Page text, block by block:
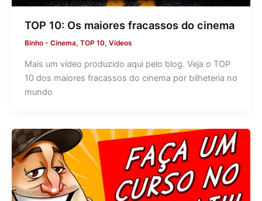
TOP 10: Os maiores fracassos do cinema
Binho - Cinema, TOP 10, Vídeos
Mais um vídeo produzido aqui pelo blog. Veja o TOP
10 dos maiores fracassos do cinema por bilheteria no
mundo